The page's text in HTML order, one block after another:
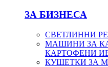
ЗА БИЗНЕСА
СВЕТЛИННИ
МАШИНИ ЗА
КАРТОФЕНИ
КУШЕТКИ ЗА